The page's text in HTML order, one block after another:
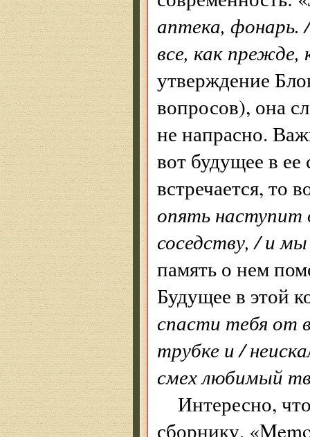
аптека, фонарь.
все, как прежде,
утверждение
вопросов), она
не напрасно.
вот будущее в ее
встречается, то
опять наступит
соседству, / и
память о нем
Будущее в этой
спасти тебя от
трубке и /
смех любимый
Интересно,
сборнику,